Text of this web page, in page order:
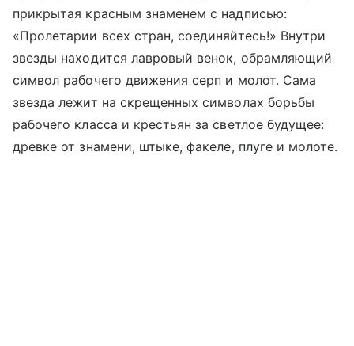
прикрытая красным знаменем с надписью:
«Пролетарии всех стран, соединяйтесь!» Внутри
звезды находится лавровый венок, обрамляющий
символ рабочего движения серп и молот. Сама
звезда лежит на скрещенных символах борьбы
рабочего класса и крестьян за светлое будущее:
древке от знамени, штыке, факеле, плуге и молоте.